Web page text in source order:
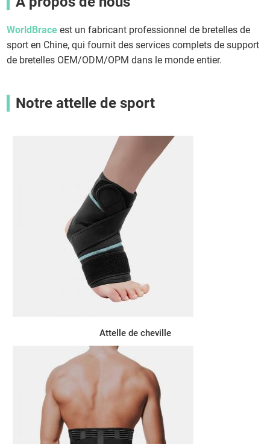
WorldBrace est un fabricant professionnel de bretelles de
sport en Chine, qui fournit des services complets de support
de bretelles OEM/ODM/OPM dans le monde entier.
Notre attelle de sport
Attelle de cheville